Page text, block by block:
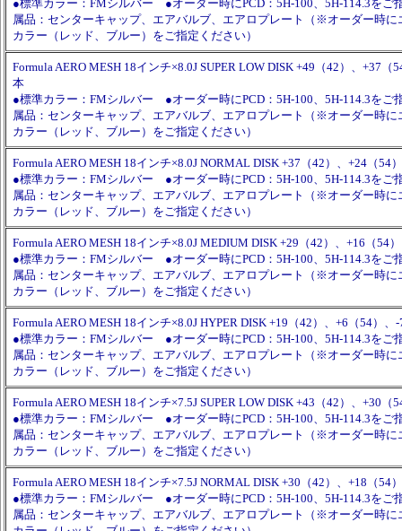
●標準カラー：FMシルバー ●オーダー時にPCD：5H-100、5H-114.3を
属品：センターキャップ、エアバルブ、エアロプレート（※オーダー時に
カラー（レッド、ブルー）をご指定ください）
Formula AERO MESH 18インチ×8.0J SUPER LOW DISK +49（42）、+37（
本
●標準カラー：FMシルバー ●オーダー時にPCD：5H-100、5H-114.3を
属品：センターキャップ、エアバルブ、エアロプレート（※オーダー時に
カラー（レッド、ブルー）をご指定ください）
Formula AERO MESH 18インチ×8.0J NORMAL DISK +37（42）、+24（54
●標準カラー：FMシルバー ●オーダー時にPCD：5H-100、5H-114.3を
属品：センターキャップ、エアバルブ、エアロプレート（※オーダー時に
カラー（レッド、ブルー）をご指定ください）
Formula AERO MESH 18インチ×8.0J MEDIUM DISK +29（42）、+16（54
●標準カラー：FMシルバー ●オーダー時にPCD：5H-100、5H-114.3を
属品：センターキャップ、エアバルブ、エアロプレート（※オーダー時に
カラー（レッド、ブルー）をご指定ください）
Formula AERO MESH 18インチ×8.0J HYPER DISK +19（42）、+6（54）、
●標準カラー：FMシルバー ●オーダー時にPCD：5H-100、5H-114.3を
属品：センターキャップ、エアバルブ、エアロプレート（※オーダー時に
カラー（レッド、ブルー）をご指定ください）
Formula AERO MESH 18インチ×7.5J SUPER LOW DISK +43（42）、+30（
●標準カラー：FMシルバー ●オーダー時にPCD：5H-100、5H-114.3を
属品：センターキャップ、エアバルブ、エアロプレート（※オーダー時に
カラー（レッド、ブルー）をご指定ください）
Formula AERO MESH 18インチ×7.5J NORMAL DISK +30（42）、+18（54
●標準カラー：FMシルバー ●オーダー時にPCD：5H-100、5H-114.3を
属品：センターキャップ、エアバルブ、エアロプレート（※オーダー時に